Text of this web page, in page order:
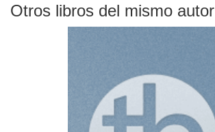
Otros libros del mismo autor